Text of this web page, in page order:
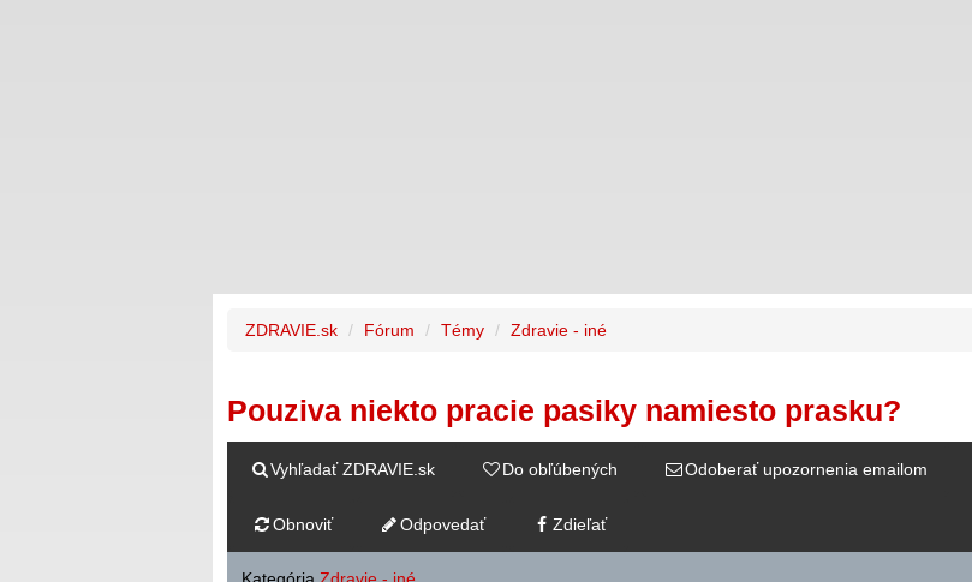
ZDRAVIE.sk Fórum Témy Zdravie - iné
Pouziva niekto pracie pasiky namiesto prasku?
Vyhľadať ZDRAVIE.sk Do obľúbených Odoberať upozornenia emailom
Obnoviť Odpovedať Zdieľať